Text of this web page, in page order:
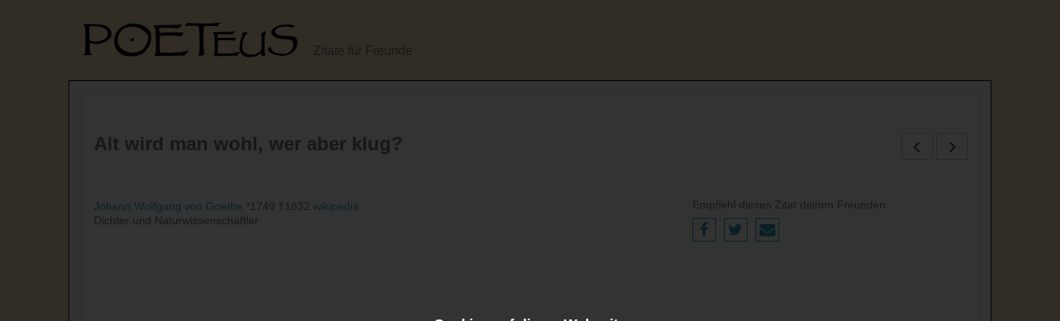
Zitate für Freunde
Alt wird man wohl, wer aber klug?
Johann Wolfgang von Goethe *1749 †1832 wikipedia
Dichter und Naturwissenschaftler
Empfiehl dieses Zitat deinen Freunden